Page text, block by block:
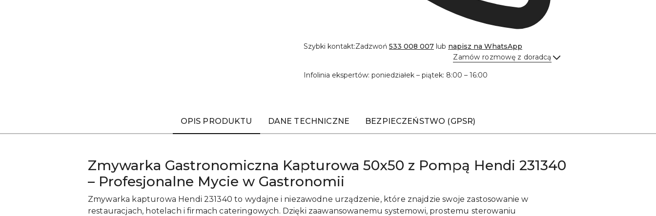
Szybki kontakt:Zadzwoń 533 008 007 lub napisz na WhatsApp
Zamów rozmowę z doradcą
Infolinia ekspertów: poniedziałek – piątek: 8:00 – 16:00
OPIS PRODUKTU DANE TECHNICZNE BEZPIECZEŃSTWO (GPSR)
Zmywarka Gastronomiczna Kapturowa 50x50 z Pompą Hendi 231340
– Profesjonalne Mycie w Gastronomii
Zmywarka kapturowa Hendi 231340 to wydajne i niezawodne urządzenie, które znajdzie swoje zastosowanie w
restauracjach, hotelach i firmach cateringowych. Dzięki zaawansowanemu systemowi, prostemu sterowaniu